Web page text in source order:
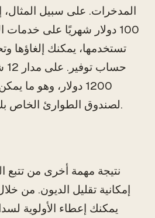
المدخرات. على سبيل المثال،
100 دولار شهريًا على خدمات
تستخدمها، يمكنك إلغاؤها
1200 دولار، وهو ما
لصندوق الطوارئ الخاص بك أو مدخرات عطلتك.
نتيجة مهمة أخرى من تتبع
إمكانية تقليل الديون. من
يمكنك إعطاء الأولوية